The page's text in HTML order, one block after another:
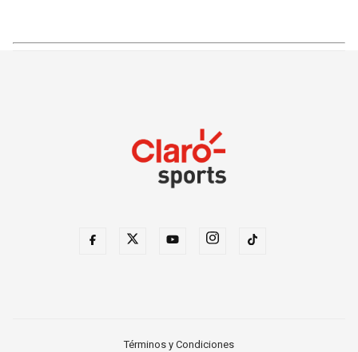
Términos y Condiciones